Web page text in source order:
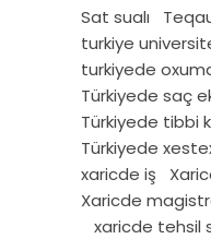
Sat sualı
turkiye
turkiyede
Türkiyede saç
Türkiyede tibbi
Türkiyede
xaricde iş
Xaricde
xaricde tehsil